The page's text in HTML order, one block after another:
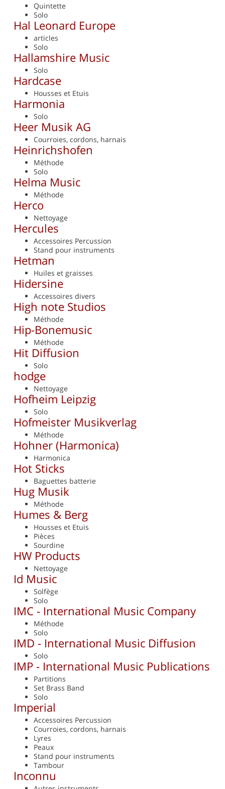
Quintette
Solo
Hal Leonard Europe
articles
Solo
Hallamshire Music
Solo
Hardcase
Housses et Etuis
Harmonia
Solo
Heer Musik AG
Courroies, cordons, harnais
Heinrichshofen
Méthode
Solo
Helma Music
Méthode
Herco
Nettoyage
Hercules
Accessoires Percussion
Stand pour instruments
Hetman
Huiles et graisses
Hidersine
Accessoires divers
High note Studios
Méthode
Hip-Bonemusic
Méthode
Hit Diffusion
Solo
hodge
Nettoyage
Hofheim Leipzig
Solo
Hofmeister Musikverlag
Méthode
Hohner (Harmonica)
Harmonica
Hot Sticks
Baguettes batterie
Hug Musik
Méthode
Humes & Berg
Housses et Etuis
Pièces
Sourdine
HW Products
Nettoyage
Id Music
Solfège
Solo
IMC - International Music Company
Méthode
Solo
IMD - International Music Diffusion
Solo
IMP - International Music Publications
Partitions
Set Brass Band
Solo
Imperial
Accessoires Percussion
Courroies, cordons, harnais
Lyres
Peaux
Stand pour instruments
Tambour
Inconnu